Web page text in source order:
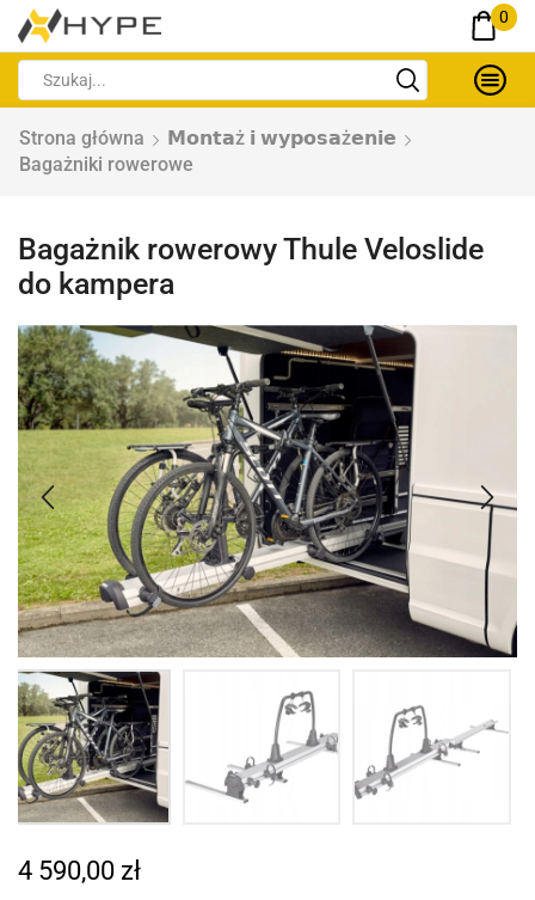
0
Strona główna
𝗠𝗼𝗻𝘁𝗮ż 𝗶 𝘄𝘆𝗽𝗼𝘀𝗮ż𝗲𝗻𝗶𝗲
Bagażniki rowerowe
Bagażnik rowerowy Thule Veloslide
do kampera
4 590,00 zł